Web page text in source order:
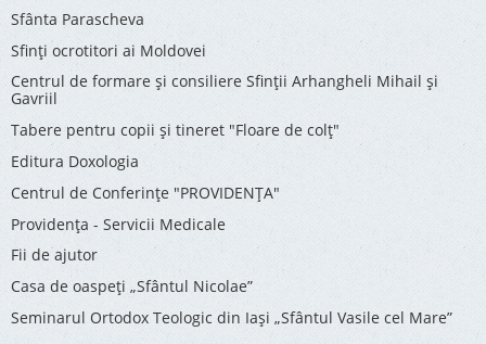
Sfânta Parascheva
Sfinți ocrotitori ai Moldovei
Centrul de formare și consiliere Sfinții Arhangheli Mihail și
Gavriil
Tabere pentru copii şi tineret "Floare de colţ"
Editura Doxologia
Centrul de Conferinţe "PROVIDENŢA"
Providenţa - Servicii Medicale
Fii de ajutor
Casa de oaspeți „Sfântul Nicolae”
Seminarul Ortodox Teologic din Iași „Sfântul Vasile cel Mare”